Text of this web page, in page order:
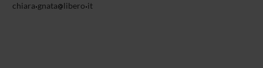
chiara gnata libero it